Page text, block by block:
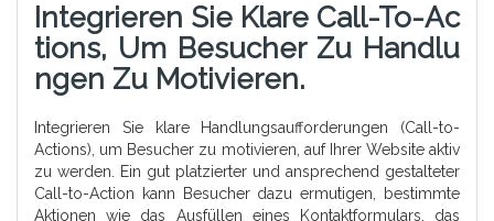
Integrieren Sie Klare Call-To-Ac
Tions, Um Besucher Zu Handlu
Ngen Zu Motivieren.
Integrieren Sie klare Handlungsaufforderungen (Call-to-
Actions), um Besucher zu motivieren, auf Ihrer Website aktiv
zu werden. Ein gut platzierter und ansprechend gestalteter
Call-to-Action kann Besucher dazu ermutigen, bestimmte
Aktionen wie das Ausfüllen eines Kontaktformulars, das